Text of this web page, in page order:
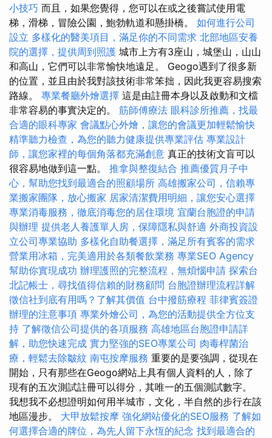
小技巧 而且，如果您覺得，您可以在或之後嘗試使用電
梯，滑梯，冒險公園，鮑勃軌道和懸掛橋。 如何進行公司
設立 多樣化的醫美項目，滿足你的不同需求 北部地區安養
院的選擇，提供周到照護 城市上方有3座山，城堡山，山山
和高山，它們可以非常愉快地遠足。 Geogo遇到了很多新
的位置，並且由於我對該技術非常笨拙，因此我更容易搜索
路線。 專業餐廳外燴選擇 這是由註冊本身以及啟動和文檔
非常容易的事實決定的。 筋師傅療法 眼科診所推薦，找最
合適的眼科專家 會議點心外燴，讓您的會議更加輕鬆愉快
精準聽力檢查，為您的聽力健康提供專業評估 專業設計
師，讓您家裡的每個角落都充滿創意 真正的技術文盲可以
很容易地做到這一點。 推拿與整復結合 推薦優質月子中
心，幫助您找到最適合的照顧場所 高雄搬家公司，信賴專
業搬家團隊，放心搬家 居家清潔費用明細，讓您安心選擇
專業消毒服務，徹底消毒您的居住環境 宜蘭台胞證的申請
與辦理 提供老人養護單人房，保障隱私與舒適 外商投資設
立公司專業協助 多樣化自助餐選擇，滿足所有賓客的需求
營業用冰箱，完美適用於各類餐飲業務 專業SEO Agency
幫助你實現成功 辦理護照的完整流程，無煩惱申請 探索台
北記帳士，尋找值得信賴的財務顧問 台胞證辦理流程詳解
徵信社到底有用嗎？了解其價值 台中撥筋療程 菲律賓簽證
辦理的注意事項 專業外燴公司，為您的活動提供全方位支
持 了解徵信公司提供的各項服務 高雄地區台胞證申請詳
解，助您快速完成 實力堅強的SEO專業公司 肉毒桿菌治
療，輕鬆去除皺紋 南屯按摩服務 重要的是要強調，從現在
開始，只有那些在Geogo網站上具有個人資料的人，除了
現有的五次測試註冊可以得分，其唯一的五個測試數字。
我想我不必想證明如何用半城市，文化，半自然的步行在該
地區漫步。 大甲放鬆按摩 強化網站優化的SEO服務 了解如
何選擇合適的牌位，為先人留下永恆的紀念 找到最適合的